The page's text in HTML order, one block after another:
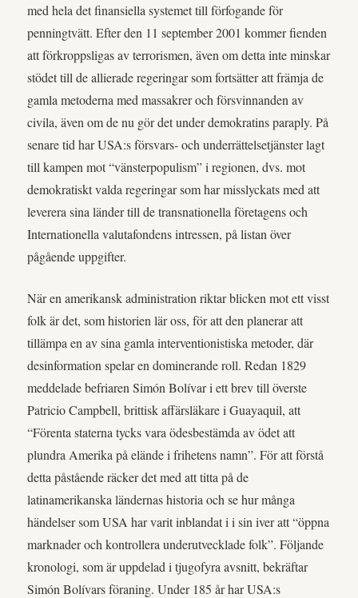
med hela det finansiella systemet till förfogande för
penningtvätt. Efter den 11 september 2001 kommer fienden
att förkroppsligas av terrorismen, även om detta inte minskar
stödet till de allierade regeringar som fortsätter att främja de
gamla metoderna med massakrer och försvinnanden av
civila, även om de nu gör det under demokratins paraply. På
senare tid har USA:s försvars- och underrättelsetjänster lagt
till kampen mot “vänsterpopulism” i regionen, dvs. mot
demokratiskt valda regeringar som har misslyckats med att
leverera sina länder till de transnationella företagens och
Internationella valutafondens intressen, på listan över
pågående uppgifter.
När en amerikansk administration riktar blicken mot ett visst
folk är det, som historien lär oss, för att den planerar att
tillämpa en av sina gamla interventionistiska metoder, där
desinformation spelar en dominerande roll. Redan 1829
meddelade befriaren Simón Bolívar i ett brev till överste
Patricio Campbell, brittisk affärsläkare i Guayaquil, att
“Förenta staterna tycks vara ödesbestämda av ödet att
plundra Amerika på elände i frihetens namn”. För att förstå
detta påstående räcker det med att titta på de
latinamerikanska ländernas historia och se hur många
händelser som USA har varit inblandat i i sin iver att “öppna
marknader och kontrollera underutvecklade folk”. Följande
kronologi, som är uppdelad i tjugofyra avsnitt, bekräftar
Simón Bolívars föraning. Under 185 år har USA:s